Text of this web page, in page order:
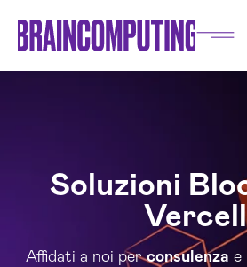
Soluzioni
Affidati a noi perconsulenza e